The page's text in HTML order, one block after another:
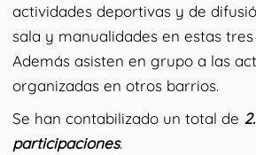
actividades deportivas y de
sala y manualidades en estas
Además asisten en grupo a las
organizadas en otros barrios.
Se han contabilizado un total de
participaciones.